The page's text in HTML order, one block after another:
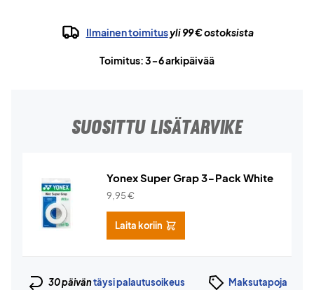
Ilmainen toimitusyli 99 € ostoksista
Toimitus: 3-6 arkipäivää
SUOSITTU LISÄTARVIKE
Yonex Super Grap 3-Pack White
9,95€
Laita koriin
30 päiväntäysi palautusoikeus Maksutapoja